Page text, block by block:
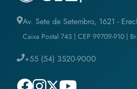
Av. Sete de Setembro, 1621 -
Caixa Postal 743 | CEP 99709-910 |
+55 (54) 3520-9000